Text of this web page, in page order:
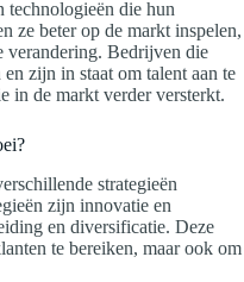
technologieën die hun
ze beter op de markt inspelen,
verandering. Bedrijven die
zijn in staat om talent aan te
in de markt verder versterkt.
strategieën
zijn innovatie en
en diversificatie. Deze
te bereiken, maar ook om